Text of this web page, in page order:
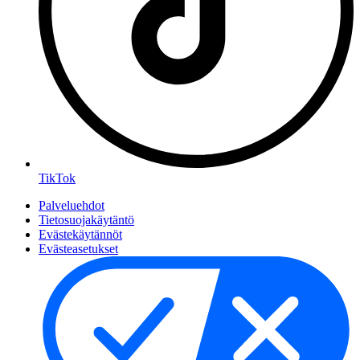
TikTok
Palveluehdot
Tietosuojakäytäntö
Evästekäytännöt
Evästeasetukset